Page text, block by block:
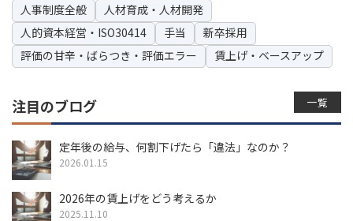
人事制度全般
人材育成・人材開発
人的資本経営・ISO30414
手当
新卒採用
評価の甘辛・ばらつき・評価エラー
賃上げ・ベースアップ
一覧
注目のブログ
定年後の給与、何割下げたら「違法」なのか？
2026.01.15
2026年の賃上げをどう考えるか
2025.11.10